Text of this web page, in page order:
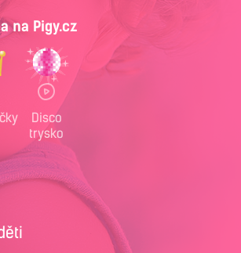
na Pigy.cz
Disco
trysko